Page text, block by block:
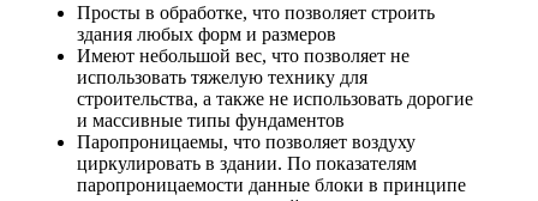
Просты в обработке, что позволяет строить
здания любых форм и размеров
Имеют небольшой вес, что позволяет не
использовать тяжелую технику для
строительства, а также не использовать дорогие
и массивные типы фундаментов
Паропроницаемы, что позволяет воздуху
циркулировать в здании. По показателям
паропроницаемости данные блоки в принципе